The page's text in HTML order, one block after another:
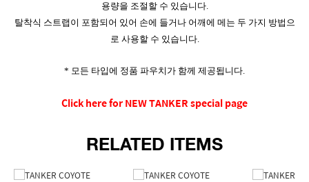
용량을 조절할 수 있습니다.
탈착식 스트랩이 포함되어 있어 손에 들거나 어깨에 메는 두 가지 방법으
로 사용할 수 있습니다.
* 모든 타입에 정품 파우치가 함께 제공됩니다.
Click here for NEW TANKER special page
RELATED ITEMS